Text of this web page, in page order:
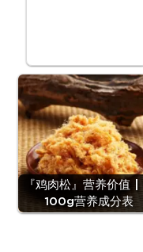
『鸡肉松』营养价值 |
100g营养成分表